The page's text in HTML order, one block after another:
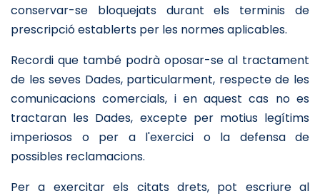
conservar-se bloquejats durant els terminis de
prescripció establerts per les normes aplicables.
Recordi que també podrà oposar-se al tractament
de les seves Dades, particularment, respecte de les
comunicacions comercials, i en aquest cas no es
tractaran les Dades, excepte per motius legítims
imperiosos o per a l'exercici o la defensa de
possibles reclamacions.
Per a exercitar els citats drets, pot escriure al